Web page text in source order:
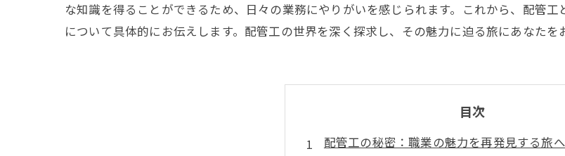
な知識を得ることができるため、日々の業務にやりがいを感じられます。これから、配管
について具体的にお伝えします。配管工の世界を深く探求し、その魅力に迫る旅にあなたを
目次
配管工の秘密：職業の魅力を再発見する旅へ